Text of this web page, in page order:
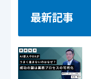
最新記事